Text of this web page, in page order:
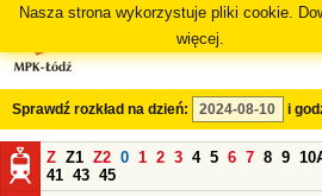
Nasza strona wykorzystuje pliki cookie.
więcej.
Sprawdź rozkład na dzień: i
Z Z1 Z2 0 1 2 3 4 5 6 7 8 9
41 43 45